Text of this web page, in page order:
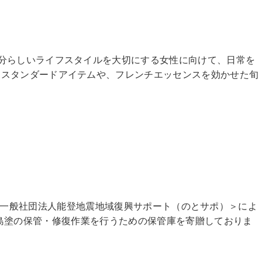
しいライフスタイルを大切にする女性に向けて、日常を
タンダードアイテムや、フレンチエッセンスを効かせた旬
般社団法人能登地震地域復興サポート（のとサポ）＞によ
の保管・修復作業を行うための保管庫を寄贈しておりま